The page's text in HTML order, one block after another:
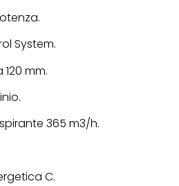
System.
mm.
365 m3/h.
C.